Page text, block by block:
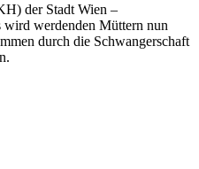
der Stadt Wien –
werdenden Müttern nun
durch die Schwangerschaft